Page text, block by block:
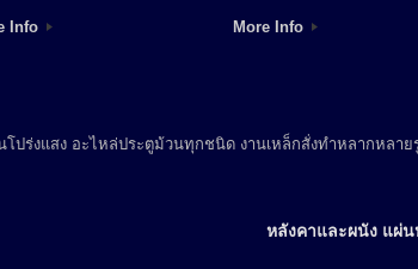
Info More Info
ร่งแสง อะไหล่ประตูม้วนทุกชนิด งานเหล็กสั่งทำหลากหลาย
หลังคาและผนัง แผ่